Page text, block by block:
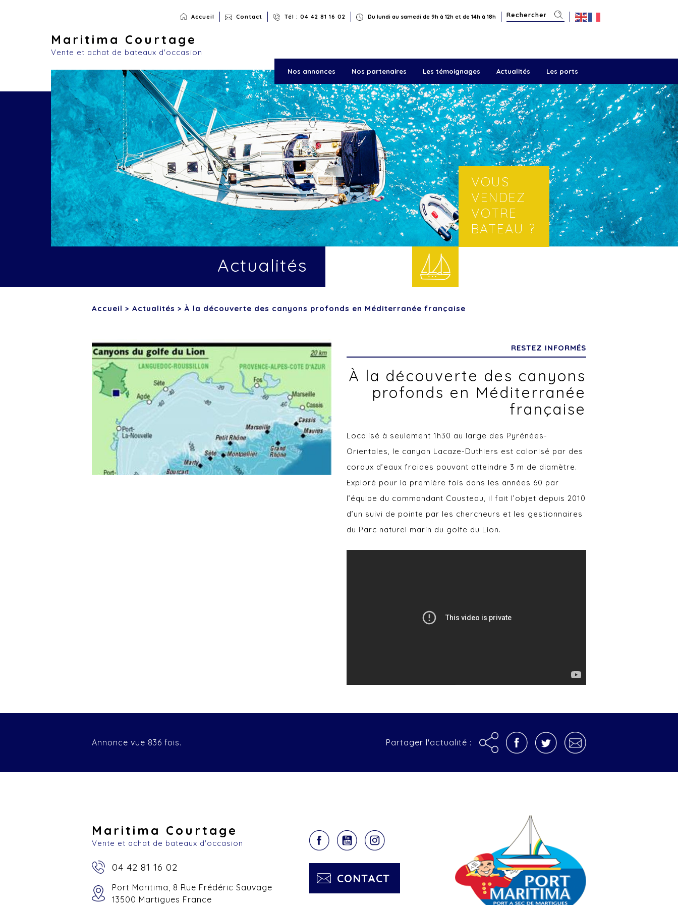
Accueil Contact Tél : 04 42 81 16 02 Du lundi au samedi de 9h à 12h et de 14h à 18h
Rechercher
Maritima Courtage
Vente et achat de bateaux d'occasion
Nos annonces Nos partenaires Les témoignages Actualités Les ports
VOUS
VENDEZ
VOTRE
BATEAU ?
Actualités
Accueil > Actualités >À la découverte des canyons profonds en Méditerranée française
RESTEZ INFORMÉS
À la découverte des canyons
profonds en Méditerranée
française
Localisé à seulement 1h30 au large des Pyrénées-
Orientales, le canyon Lacaze-Duthiers est colonisé par des
coraux d’eaux froides pouvant atteindre 3 m de diamètre.
Exploré pour la première fois dans les années 60 par
l’équipe du commandant Cousteau, il fait l’objet depuis 2010
d’un suivi de pointe par les chercheurs et les gestionnaires
du Parc naturel marin du golfe du Lion.
Annonce vue 836 fois. Partager l'actualité :
Maritima Courtage
Vente et achat de bateaux d'occasion
04 42 81 16 02
Port Maritima, 8 Rue Frédéric Sauvage
13500 Martigues France
CONTACT